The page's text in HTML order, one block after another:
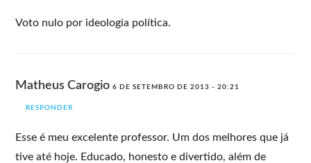
Voto nulo por ideologia política.
Matheus Carogio 6 DE SETEMBRO DE 2013 - 20:21
RESPONDER
Esse é meu excelente professor. Um dos melhores que já
tive até hoje. Educado, honesto e divertido, além de